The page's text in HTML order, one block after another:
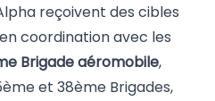
reçoivent des cibles
coordination avec les
Brigade aéromobile,
et 38ème Brigades,